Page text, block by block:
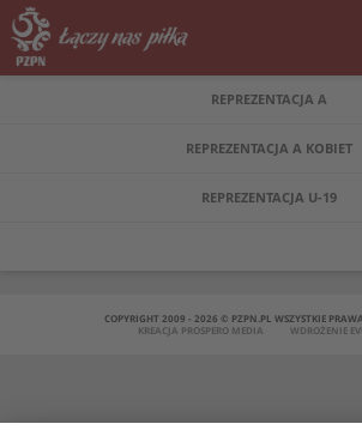
REPREZENTACJA A
REPREZENTACJA A KOBIET
REPREZENTACJA U-19
COPYRIGHT 2009 - 2026 © PZPN.PL WSZYSTKIE
KREACJA PROSPERO MEDIA WDROŻENIE